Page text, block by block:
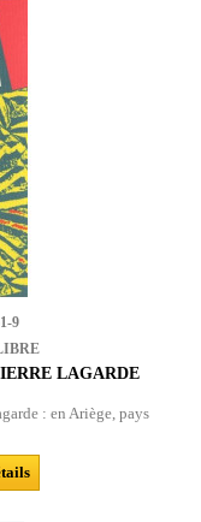
9
LAGARDE
: en Ariège, pays